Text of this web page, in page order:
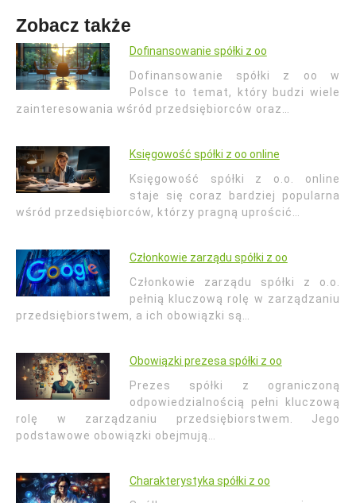
Zobacz także
Dofinansowanie spółki z oo
Dofinansowanie spółki z oo w
Polsce to temat, który budzi wiele
zainteresowania wśród przedsiębiorców oraz…
Księgowość spółki z oo online
Księgowość spółki z o.o. online
staje się coraz bardziej popularna
wśród przedsiębiorców, którzy pragną uprościć…
Członkowie zarządu spółki z oo
Członkowie zarządu spółki z o.o.
pełnią kluczową rolę w zarządzaniu
przedsiębiorstwem, a ich obowiązki są…
Obowiązki prezesa spółki z oo
Prezes spółki z ograniczoną
odpowiedzialnością pełni kluczową
rolę w zarządzaniu przedsiębiorstwem. Jego
podstawowe obowiązki obejmują…
Charakterystyka spółki z oo